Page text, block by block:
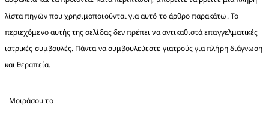
λίστα πηγών που χρησιμοποιούνται για αυτό το άρθρο παρακάτω. Το
περιεχόμενο αυτής της σελίδας δεν πρέπει να αντικαθιστά επαγγελματικές
ιατρικές συμβουλές. Πάντα να συμβουλεύεστε γιατρούς για πλήρη διάγνωση
και θεραπεία.
Μοιράσου το